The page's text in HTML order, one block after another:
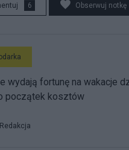
6 Obserwuj notkę
wydają fortunę na wakacje
początek kosztów
Redakcja